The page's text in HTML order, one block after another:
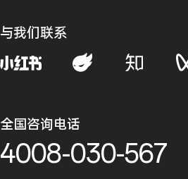
与我们联系
全国咨询电话
4008-030-567